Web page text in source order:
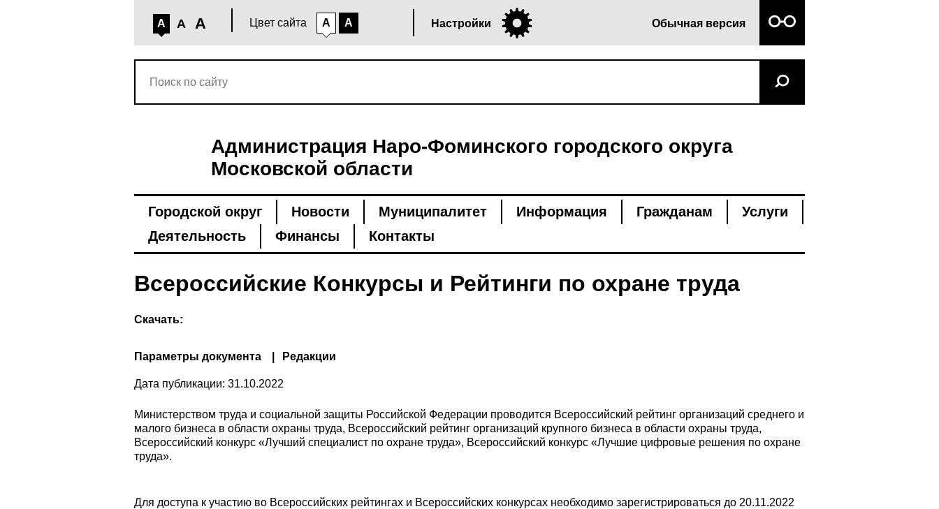
A A A Цвет сайта A A Настройки Обычная версия
Администрация Наро-Фоминского городского округа
Московской области
Городской округ Новости Муниципалитет Информация Гражданам
Услуги
Деятельность
Финансы Контакты
Всероссийские Конкурсы и Рейтинги по охране труда
Скачать:
Параметры документа Редакции
Дата публикации: 31.10.2022
Министерством труда и социальной защиты Российской Федерации проводится Всероссийский рейтинг организаций среднего и
малого бизнеса в области охраны труда, Всероссийский рейтинг организаций крупного бизнеса в области охраны труда,
Всероссийский конкурс «Лучший специалист по охране труда», Всероссийский конкурс «Лучшие цифровые решения по охране
труда».
Для доступа к участию во Всероссийских рейтингах и Всероссийских конкурсах необходимо зарегистрироваться до 20.11.2022